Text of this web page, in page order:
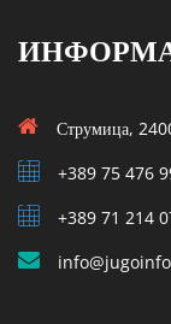
Струмица,
+389 75 476
+389 71 214